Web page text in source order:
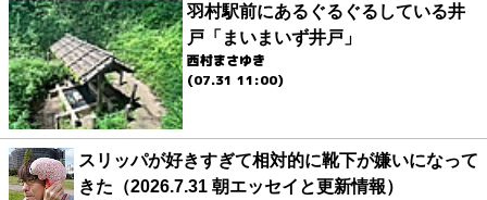
羽村駅前にあるぐるぐるしている井
戸「まいまいず井戸」
西村まさゆき
(07.31 11:00)
スリッパが好きすぎて相対的に靴下が嫌いになって
きた（2026.7.31 朝エッセイと更新情報）